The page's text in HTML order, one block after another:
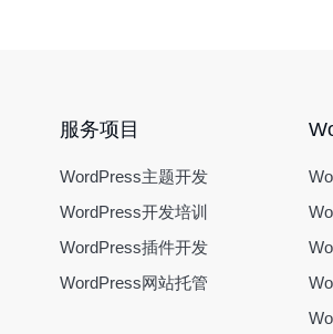
服务项目
WordPress主题开发
WordPress开发培训
WordPress插件开发
WordPress网站托管